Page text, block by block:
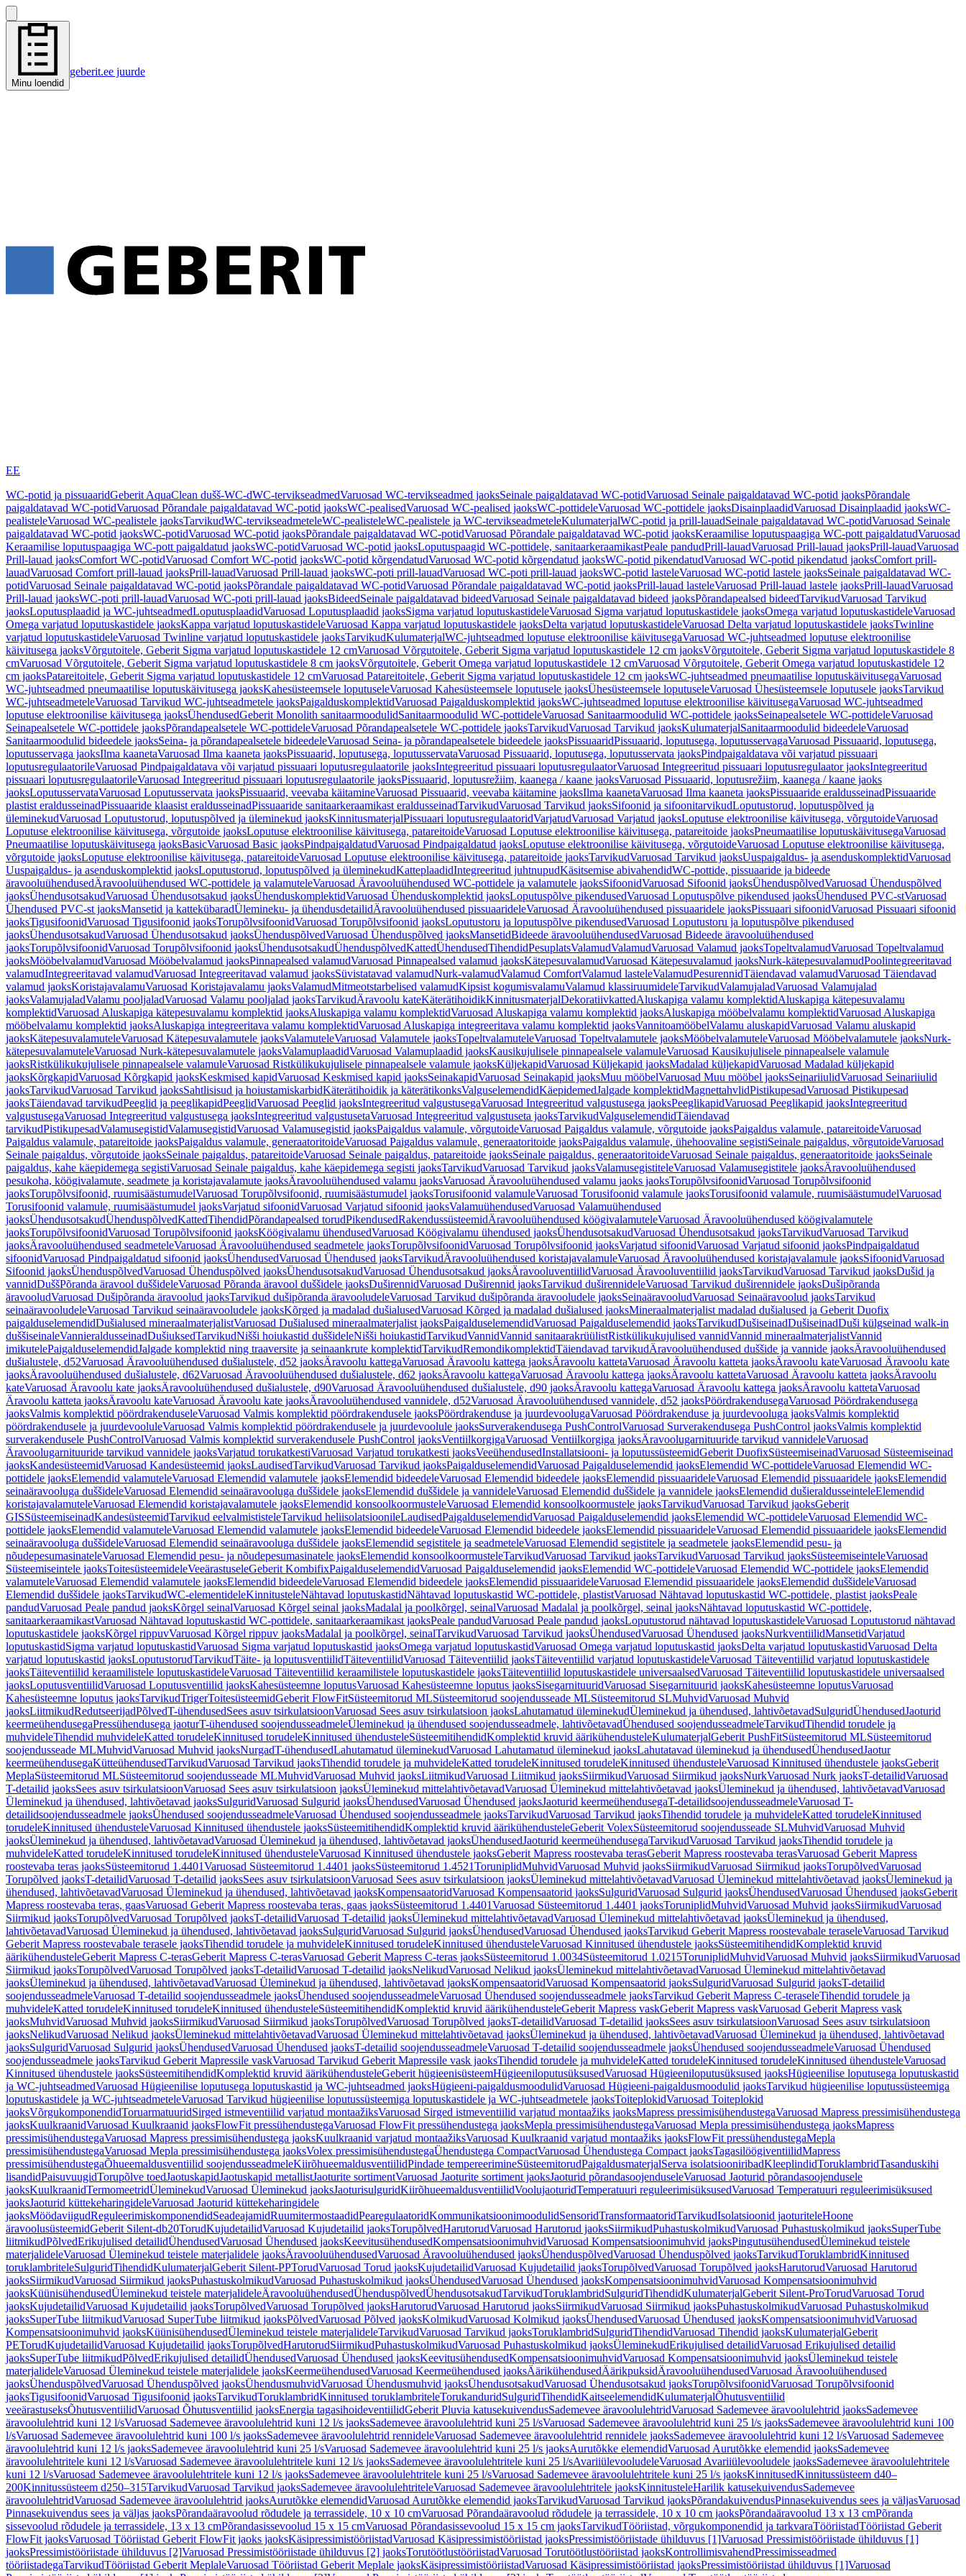
Minu loendid
geberit.ee juurde
EE
WC-potid ja pissuaaridGeberit AquaClean dušš-WC-dWC-tervikseadmedVaruosad WC-tervikseadmed jaoksSeinale paigaldatavad WC-potidVaruosad Seinale paigaldatavad WC-potid jaoksPõrandale
paigaldatavad WC-potidVaruosad Põrandale paigaldatavad WC-potid jaoksWC-pealisedVaruosad WC-pealised jaoksWC-pottideleVaruosad WC-pottidele jaoksDisainplaadidVaruosad Disainplaadid jaoksWC-
pealisteleVaruosad WC-pealistele jaoksTarvikudWC-tervikseadmeteleWC-pealisteleWC-pealistele ja WC-tervikseadmeteleKulumaterjalWC-potid ja prill-lauadSeinale paigaldatavad WC-potidVaruosad Seinale
paigaldatavad WC-potid jaoksWC-potidVaruosad WC-potid jaoksPõrandale paigaldatavad WC-potidVaruosad Põrandale paigaldatavad WC-potid jaoksKeraamilise loputuspaagiga WC-pott paigaldatudVaruosad
Keraamilise loputuspaagiga WC-pott paigaldatud jaoksWC-potidVaruosad WC-potid jaoksLoputuspaagid WC-pottidele, sanitaarkeraamikastPeale pandudPrill-lauadVaruosad Prill-lauad jaoksPrill-lauadVaruosad
Prill-lauad jaoksComfort WC-potidVaruosad Comfort WC-potid jaoksWC-potid kõrgendatudVaruosad WC-potid kõrgendatud jaoksWC-potid pikendatudVaruosad WC-potid pikendatud jaoksComfort prill-
lauadVaruosad Comfort prill-lauad jaoksPrill-lauadVaruosad Prill-lauad jaoksWC-poti prill-lauadVaruosad WC-poti prill-lauad jaoksWC-potid lasteleVaruosad WC-potid lastele jaoksSeinale paigaldatavad WC-
potidVaruosad Seinale paigaldatavad WC-potid jaoksPõrandale paigaldatavad WC-potidVaruosad Põrandale paigaldatavad WC-potid jaoksPrill-lauad lasteleVaruosad Prill-lauad lastele jaoksPrill-lauadVaruosad
Prill-lauad jaoksWC-poti prill-lauadVaruosad WC-poti prill-lauad jaoksBideedSeinale paigaldatavad bideedVaruosad Seinale paigaldatavad bideed jaoksPõrandapealsed bideedTarvikudVaruosad Tarvikud
jaoksLoputusplaadid ja WC-juhtseadmedLoputusplaadidVaruosad Loputusplaadid jaoksSigma varjatud loputuskastideleVaruosad Sigma varjatud loputuskastidele jaoksOmega varjatud loputuskastideleVaruosad
Omega varjatud loputuskastidele jaoksKappa varjatud loputuskastideleVaruosad Kappa varjatud loputuskastidele jaoksDelta varjatud loputuskastideleVaruosad Delta varjatud loputuskastidele jaoksTwinline
varjatud loputuskastideleVaruosad Twinline varjatud loputuskastidele jaoksTarvikudKulumaterjalWC-juhtseadmed loputuse elektroonilise käivitusegaVaruosad WC-juhtseadmed loputuse elektroonilise
käivitusega jaoksVõrgutoitele, Geberit Sigma varjatud loputuskastidele 12 cmVaruosad Võrgutoitele, Geberit Sigma varjatud loputuskastidele 12 cm jaoksVõrgutoitele, Geberit Sigma varjatud loputuskastidele 8
cmVaruosad Võrgutoitele, Geberit Sigma varjatud loputuskastidele 8 cm jaoksVõrgutoitele, Geberit Omega varjatud loputuskastidele 12 cmVaruosad Võrgutoitele, Geberit Omega varjatud loputuskastidele 12
cm jaoksPatareitoitele, Geberit Sigma varjatud loputuskastidele 12 cmVaruosad Patareitoitele, Geberit Sigma varjatud loputuskastidele 12 cm jaoksWC-juhtseadmed pneumaatilise loputuskäivitusegaVaruosad
WC-juhtseadmed pneumaatilise loputuskäivitusega jaoksKahesüsteemsele loputuseleVaruosad Kahesüsteemsele loputusele jaoksÜhesüsteemsele loputuseleVaruosad Ühesüsteemsele loputusele jaoksTarvikud
WC-juhtseadmeteleVaruosad Tarvikud WC-juhtseadmetele jaoksPaigalduskomplektidVaruosad Paigalduskomplektid jaoksWC-juhtseadmed loputuse elektroonilise käivitusegaVaruosad WC-juhtseadmed
loputuse elektroonilise käivitusega jaoksÜhendusedGeberit Monolith sanitaarmoodulidSanitaarmoodulid WC-pottideleVaruosad Sanitaarmoodulid WC-pottidele jaoksSeinapealsetele WC-pottideleVaruosad
Seinapealsetele WC-pottidele jaoksPõrandapealsetele WC-pottideleVaruosad Põrandapealsetele WC-pottidele jaoksTarvikudVaruosad Tarvikud jaoksKulumaterjalSanitaarmoodulid bideedeleVaruosad
Sanitaarmoodulid bideedele jaoksSeina- ja põrandapealsetele bideedeleVaruosad Seina- ja põrandapealsetele bideedele jaoksPissuaaridPissuaarid, loputusega, loputusservagaVaruosad Pissuaarid, loputusega,
loputusservaga jaoksIlma kaanetaVaruosad Ilma kaaneta jaoksPissuaarid, loputusega, loputusservataVaruosad Pissuaarid, loputusega, loputusservata jaoksPindpaigaldatava või varjatud pissuaari
loputusregulaatorileVaruosad Pindpaigaldatava või varjatud pissuaari loputusregulaatorile jaoksIntegreeritud pissuaari loputusregulaatorVaruosad Integreeritud pissuaari loputusregulaator jaoksIntegreeritud
pissuaari loputusregulaatorileVaruosad Integreeritud pissuaari loputusregulaatorile jaoksPissuaarid, loputusrežiim, kaanega / kaane jaoksVaruosad Pissuaarid, loputusrežiim, kaanega / kaane jaoks
jaoksLoputusservataVaruosad Loputusservata jaoksPissuaarid, veevaba käitamineVaruosad Pissuaarid, veevaba käitamine jaoksIlma kaanetaVaruosad Ilma kaaneta jaoksPissuaaride eraldusseinadPissuaaride
plastist eraldusseinadPissuaaride klaasist eraldusseinadPissuaaride sanitaarkeraamikast eraldusseinadTarvikudVaruosad Tarvikud jaoksSifoonid ja sifoonitarvikudLoputustorud, loputuspõlved ja
üleminekudVaruosad Loputustorud, loputuspõlved ja üleminekud jaoksKinnitusmaterjalPissuaari loputusregulaatoridVarjatudVaruosad Varjatud jaoksLoputuse elektroonilise käivitusega, võrgutoideVaruosad
Loputuse elektroonilise käivitusega, võrgutoide jaoksLoputuse elektroonilise käivitusega, patareitoideVaruosad Loputuse elektroonilise käivitusega, patareitoide jaoksPneumaatilise loputuskäivitusegaVaruosad
Pneumaatilise loputuskäivitusega jaoksBasicVaruosad Basic jaoksPindpaigaldatudVaruosad Pindpaigaldatud jaoksLoputuse elektroonilise käivitusega, võrgutoideVaruosad Loputuse elektroonilise käivitusega,
võrgutoide jaoksLoputuse elektroonilise käivitusega, patareitoideVaruosad Loputuse elektroonilise käivitusega, patareitoide jaoksTarvikudVaruosad Tarvikud jaoksUuspaigaldus- ja asenduskomplektidVaruosad
Uuspaigaldus- ja asenduskomplektid jaoksLoputustorud, loputuspõlved ja üleminekudKatteplaadidIntegreeritud juhtnupudKäsitsemise abivahendidWC-pottide, pissuaaride ja bideede
äravooluühendusedÄravooluühendused WC-pottidele ja valamuteleVaruosad Äravooluühendused WC-pottidele ja valamutele jaoksSifoonidVaruosad Sifoonid jaoksÜhenduspõlvedVaruosad Ühenduspõlved
jaoksÜhendusotsakudVaruosad Ühendusotsakud jaoksÜhenduskomplektidVaruosad Ühenduskomplektid jaoksLoputuspõlve pikendusedVaruosad Loputuspõlve pikendused jaoksÜhendused PVC-stVaruosad
Ühendused PVC-st jaoksMansetid ja kattekübaradÜlemineku- ja ühendusdetailidÄravooluühendused pissuaarideleVaruosad Äravooluühendused pissuaaridele jaoksPissuaari sifoonidVaruosad Pissuaari sifoonid
jaoksTigusifoonidVaruosad Tigusifoonid jaoksTorupõlvsifoonidVaruosad Torupõlvsifoonid jaoksLoputustoru ja loputuspõlve pikendusedVaruosad Loputustoru ja loputuspõlve pikendused
jaoksÜhendusotsakudVaruosad Ühendusotsakud jaoksÜhenduspõlvedVaruosad Ühenduspõlved jaoksMansetidBideede äravooluühendusedVaruosad Bideede äravooluühendused
jaoksTorupõlvsifoonidVaruosad Torupõlvsifoonid jaoksÜhendusotsakudÜhenduspõlvedKattedÜhendusedTihendidPesuplatsValamudValamudVaruosad Valamud jaoksTopeltvalamudVaruosad Topeltvalamud
jaoksMööbelvalamudVaruosad Mööbelvalamud jaoksPinnapealsed valamudVaruosad Pinnapealsed valamud jaoksKätepesuvalamudVaruosad Kätepesuvalamud jaoksNurk-kätepesuvalamudPoolintegreeritavad
valamudIntegreeritavad valamudVaruosad Integreeritavad valamud jaoksSüvistatavad valamudNurk-valamudValamud ComfortValamud lasteleValamudPesurennidTäiendavad valamudVaruosad Täiendavad
valamud jaoksKoristajavalamuVaruosad Koristajavalamu jaoksValamudMitmeotstarbelised valamudKipsist kogumisvalamuValamud klassiruumideleTarvikudValamujaladVaruosad Valamujalad
jaoksValamujaladValamu pooljaladVaruosad Valamu pooljalad jaoksTarvikudÄravoolu kateKäterätihoidikKinnitusmaterjalDekoratiivkattedAluskapiga valamu komplektidAluskapiga kätepesuvalamu
komplektidVaruosad Aluskapiga kätepesuvalamu komplektid jaoksAluskapiga valamu komplektidVaruosad Aluskapiga valamu komplektid jaoksAluskapiga mööbelvalamu komplektidVaruosad Aluskapiga
mööbelvalamu komplektid jaoksAluskapiga integreeritava valamu komplektidVaruosad Aluskapiga integreeritava valamu komplektid jaoksVannitoamööbelValamu aluskapidVaruosad Valamu aluskapid
jaoksKätepesuvalamuteleVaruosad Kätepesuvalamutele jaoksValamuteleVaruosad Valamutele jaoksTopeltvalamuteleVaruosad Topeltvalamutele jaoksMööbelvalamuteleVaruosad Mööbelvalamutele jaoksNurk-
kätepesuvalamuteleVaruosad Nurk-kätepesuvalamutele jaoksValamuplaadidVaruosad Valamuplaadid jaoksKausikujulisele pinnapealsele valamuleVaruosad Kausikujulisele pinnapealsele valamule
jaoksRistkülikukujulisele pinnapealsele valamuleVaruosad Ristkülikukujulisele pinnapealsele valamule jaoksKüljekapidVaruosad Küljekapid jaoksMadalad küljekapidVaruosad Madalad küljekapid
jaoksKõrgkapidVaruosad Kõrgkapid jaoksKeskmised kapidVaruosad Keskmised kapid jaoksSeinakapidVaruosad Seinakapid jaoksMuu mööbelVaruosad Muu mööbel jaoksSeinariiulidVaruosad Seinariiulid
jaoksTarvikudVaruosad Tarvikud jaoksSahtlisisud ja hoiustamiskarbidKäterätihoidik ja käterätikonksValguselemendidKäepidemedJalgade komplektidMagnettahvlidPistikupesadVaruosad Pistikupesad
jaoksTäiendavad tarvikudPeeglid ja peeglikapidPeeglidVaruosad Peeglid jaoksIntegreeritud valgustusegaVaruosad Integreeritud valgustusega jaoksPeeglikapidVaruosad Peeglikapid jaoksIntegreeritud
valgustusegaVaruosad Integreeritud valgustusega jaoksIntegreeritud valgustusetaVaruosad Integreeritud valgustuseta jaoksTarvikudValguselemendidTäiendavad
tarvikudPistikupesadValamusegistidValamusegistidVaruosad Valamusegistid jaoksPaigaldus valamule, võrgutoideVaruosad Paigaldus valamule, võrgutoide jaoksPaigaldus valamule, patareitoideVaruosad
Paigaldus valamule, patareitoide jaoksPaigaldus valamule, generaatoritoideVaruosad Paigaldus valamule, generaatoritoide jaoksPaigaldus valamule, ühehoovaline segistiSeinale paigaldus, võrgutoideVaruosad
Seinale paigaldus, võrgutoide jaoksSeinale paigaldus, patareitoideVaruosad Seinale paigaldus, patareitoide jaoksSeinale paigaldus, generaatoritoideVaruosad Seinale paigaldus, generaatoritoide jaoksSeinale
paigaldus, kahe käepidemega segistiVaruosad Seinale paigaldus, kahe käepidemega segisti jaoksTarvikudVaruosad Tarvikud jaoksValamusegistiteleVaruosad Valamusegistitele jaoksÄravooluühendused
pesukoha, köögivalamute, seadmete ja koristajavalamute jaoksÄravooluühendused valamu jaoksVaruosad Äravooluühendused valamu jaoks jaoksTorupõlvsifoonidVaruosad Torupõlvsifoonid
jaoksTorupõlvsifoonid, ruumisäästumudelVaruosad Torupõlvsifoonid, ruumisäästumudel jaoksTorusifoonid valamuleVaruosad Torusifoonid valamule jaoksTorusifoonid valamule, ruumisäästumudelVaruosad
Torusifoonid valamule, ruumisäästumudel jaoksVarjatud sifoonidVaruosad Varjatud sifoonid jaoksValamuühendusedVaruosad Valamuühendused
jaoksÜhendusotsakudÜhenduspõlvedKattedTihendidPõrandapealsed torudPikendusedRakendussüsteemidÄravooluühendused köögivalamuteleVaruosad Äravooluühendused köögivalamutele
jaoksTorupõlvsifoonidVaruosad Torupõlvsifoonid jaoksKöögivalamu ühendusedVaruosad Köögivalamu ühendused jaoksÜhendusotsakudVaruosad Ühendusotsakud jaoksTarvikudVaruosad Tarvikud
jaoksÄravooluühendused seadmeteleVaruosad Äravooluühendused seadmetele jaoksTorupõlvsifoonidVaruosad Torupõlvsifoonid jaoksVarjatud sifoonidVaruosad Varjatud sifoonid jaoksPindpaigaldatud
sifoonidVaruosad Pindpaigaldatud sifoonid jaoksÜhendusedVaruosad Ühendused jaoksTarvikudÄravooluühendused koristajavalamuleVaruosad Äravooluühendused koristajavalamule jaoksSifoonidVaruosad
Sifoonid jaoksÜhenduspõlvedVaruosad Ühenduspõlved jaoksÜhendusotsakudVaruosad Ühendusotsakud jaoksÄravooluventiilidVaruosad Äravooluventiilid jaoksTarvikudVaruosad Tarvikud jaoksDušid ja
vannidDuššPõranda äravool duššideleVaruosad Põranda äravool duššidele jaoksDuširennidVaruosad Duširennid jaoksTarvikud duširennideleVaruosad Tarvikud duširennidele jaoksDušipõranda
äravooludVaruosad Dušipõranda äravoolud jaoksTarvikud dušipõranda äravooludeleVaruosad Tarvikud dušipõranda äravooludele jaoksSeinaäravooludVaruosad Seinaäravoolud jaoksTarvikud
seinaäravooludeleVaruosad Tarvikud seinaäravooludele jaoksKõrged ja madalad dušialusedVaruosad Kõrged ja madalad dušialused jaoksMineraalmaterjalist madalad dušialused ja Geberit Duofix
paigalduselemendidDušialused mineraalmaterjalistVaruosad Dušialused mineraalmaterjalist jaoksPaigalduselemendidVaruosad Paigalduselemendid jaoksTarvikudDušiseinadDušiseinadDuši külgseinad walk-in
duššiseinaleVannieraldusseinadDušiuksedTarvikudNišši hoiukastid duššideleNišši hoiukastidTarvikudVannidVannid sanitaarakrüülistRistkülikukujulised vannidVannid mineraalmaterjalistVannid
imikutelePaigalduselemendidJalgade komplektid ning traaversite ja seinaankrute komplektidTarvikudRemondikomplektidTäiendavad tarvikudÄravooluühendused duššide ja vannide jaoksÄravooluühendused
dušialustele, d52Varuosad Äravooluühendused dušialustele, d52 jaoksÄravoolu kattegaVaruosad Äravoolu kattega jaoksÄravoolu kattetaVaruosad Äravoolu katteta jaoksÄravoolu kateVaruosad Äravoolu kate
jaoksÄravooluühendused dušialustele, d62Varuosad Äravooluühendused dušialustele, d62 jaoksÄravoolu kattegaVaruosad Äravoolu kattega jaoksÄravoolu kattetaVaruosad Äravoolu katteta jaoksÄravoolu
kateVaruosad Äravoolu kate jaoksÄravooluühendused dušialustele, d90Varuosad Äravooluühendused dušialustele, d90 jaoksÄravoolu kattegaVaruosad Äravoolu kattega jaoksÄravoolu kattetaVaruosad
Äravoolu katteta jaoksÄravoolu kateVaruosad Äravoolu kate jaoksÄravooluühendused vannidele, d52Varuosad Äravooluühendused vannidele, d52 jaoksPöördrakendusegaVaruosad Pöördrakendusega
jaoksValmis komplektid pöördrakenduseleVaruosad Valmis komplektid pöördrakendusele jaoksPöördrakenduse ja juurdevoolugaVaruosad Pöördrakenduse ja juurdevooluga jaoksValmis komplektid
pöördrakendusele ja juurdevooluleVaruosad Valmis komplektid pöördrakendusele ja juurdevoolule jaoksSurverakendusega PushControlVaruosad Surverakendusega PushControl jaoksValmis komplektid
surverakendusele PushControlVaruosad Valmis komplektid surverakendusele PushControl jaoksVentiilkorgigaVaruosad Ventiilkorgiga jaoksÄravoolugarnituuride tarvikud vannideleVaruosad
Äravoolugarnituuride tarvikud vannidele jaoksVarjatud torukatkestiVaruosad Varjatud torukatkesti jaoksVeeühendusedInstallatsiooni- ja loputussüsteemidGeberit DuofixSüsteemiseinadVaruosad Süsteemiseinad
jaoksKandesüsteemidVaruosad Kandesüsteemid jaoksLaudisedTarvikudVaruosad Tarvikud jaoksPaigalduselemendidVaruosad Paigalduselemendid jaoksElemendid WC-pottideleVaruosad Elemendid WC-
pottidele jaoksElemendid valamuteleVaruosad Elemendid valamutele jaoksElemendid bideedeleVaruosad Elemendid bideedele jaoksElemendid pissuaarideleVaruosad Elemendid pissuaaridele jaoksElemendid
seinaäravooluga duššideleVaruosad Elemendid seinaäravooluga duššidele jaoksElemendid duššidele ja vannideleVaruosad Elemendid duššidele ja vannidele jaoksElemendid dušieraldusseinteleElemendid
koristajavalamuteleVaruosad Elemendid koristajavalamutele jaoksElemendid konsoolkoormusteleVaruosad Elemendid konsoolkoormustele jaoksTarvikudVaruosad Tarvikud jaoksGeberit
GISSüsteemiseinadKandesüsteemidTarvikud eelvalmististeleTarvikud heliisolatsioonileLaudisedPaigalduselemendidVaruosad Paigalduselemendid jaoksElemendid WC-pottideleVaruosad Elemendid WC-
pottidele jaoksElemendid valamuteleVaruosad Elemendid valamutele jaoksElemendid bideedeleVaruosad Elemendid bideedele jaoksElemendid pissuaarideleVaruosad Elemendid pissuaaridele jaoksElemendid
seinaäravooluga duššideleVaruosad Elemendid seinaäravooluga duššidele jaoksElemendid segistitele ja seadmeteleVaruosad Elemendid segistitele ja seadmetele jaoksElemendid pesu- ja
nõudepesumasinateleVaruosad Elemendid pesu- ja nõudepesumasinatele jaoksElemendid konsoolkoormusteleTarvikudVaruosad Tarvikud jaoksTarvikudVaruosad Tarvikud jaoksSüsteemiseinteleVaruosad
Süsteemiseintele jaoksToitesüsteemideleVeeärastuseleGeberit KombifixPaigalduselemendidVaruosad Paigalduselemendid jaoksElemendid WC-pottideleVaruosad Elemendid WC-pottidele jaoksElemendid
valamuteleVaruosad Elemendid valamutele jaoksElemendid bideedeleVaruosad Elemendid bideedele jaoksElemendid pissuaarideleVaruosad Elemendid pissuaaridele jaoksElemendid duššideleVaruosad
Elemendid duššidele jaoksTarvikudWC-elementideleKinnitusteleNähtavad loputuskastidNähtavad loputuskastid WC-pottidele, plastistVaruosad Nähtavad loputuskastid WC-pottidele, plastist jaoksPeale
pandudVaruosad Peale pandud jaoksKõrgel seinalVaruosad Kõrgel seinal jaoksMadalal ja poolkõrgel, seinalVaruosad Madalal ja poolkõrgel, seinal jaoksNähtavad loputuskastid WC-pottidele,
sanitaarkeraamikastVaruosad Nähtavad loputuskastid WC-pottidele, sanitaarkeraamikast jaoksPeale pandudVaruosad Peale pandud jaoksLoputustorud nähtavad loputuskastideleVaruosad Loputustorud nähtavad
loputuskastidele jaoksKõrgel rippuvVaruosad Kõrgel rippuv jaoksMadalal ja poolkõrgel, seinalTarvikudVaruosad Tarvikud jaoksÜhendusedVaruosad Ühendused jaoksNurkventiilidMansetidVarjatud
loputuskastidSigma varjatud loputuskastidVaruosad Sigma varjatud loputuskastid jaoksOmega varjatud loputuskastidVaruosad Omega varjatud loputuskastid jaoksDelta varjatud loputuskastidVaruosad Delta
varjatud loputuskastid jaoksLoputustorudTarvikudTäite- ja loputusventiilidTäiteventiilidVaruosad Täiteventiilid jaoksTäiteventiilid varjatud loputuskastideleVaruosad Täiteventiilid varjatud loputuskastidele
jaoksTäiteventiilid keraamilistele loputuskastideleVaruosad Täiteventiilid keraamilistele loputuskastidele jaoksTäiteventiilid loputuskastidele universaalsedVaruosad Täiteventiilid loputuskastidele universaalsed
jaoksLoputusventiilidVaruosad Loputusventiilid jaoksKahesüsteemne loputusVaruosad Kahesüsteemne loputus jaoksSisegarnituuridVaruosad Sisegarnituurid jaoksKahesüsteemne loputusVaruosad
Kahesüsteemne loputus jaoksTarvikudTrigerToitesüsteemidGeberit FlowFitSüsteemitorud MLSüsteemitorud soojendusseade MLSüsteemitorud SLMuhvidVaruosad Muhvid
jaoksLiitmikudRedutseerijadPõlvedT-ühendusedSees asuv tsirkulatsioonVaruosad Sees asuv tsirkulatsioon jaoksLahutamatud üleminekudÜleminekud ja ühendused, lahtivõetavadSulguridÜhendusedJaoturid
keermeühendusegaPressühendusega jaoturT-ühendused soojendusseadmeleÜleminekud ja ühendused soojendusseadmele, lahtivõetavadÜhendused soojendusseadmeleTarvikudTihendid torudele ja
muhvideleTihendid muhvideleKatted torudeleKinnitused torudeleKinnitused ühendusteleSüsteemitihendidKomplektid kruvid äärikühendusteleKulumaterjalGeberit PushFitSüsteemitorud MLSüsteemitorud
soojendusseade MLMuhvidVaruosad Muhvid jaoksNurgadT-ühendusedLahutamatud üleminekudVaruosad Lahutamatud üleminekud jaoksLahutatavad üleminekud ja ühendusedÜhendusedJaotur
keermeühendusegaKütteühendusedTarvikudVaruosad Tarvikud jaoksTihendid torudele ja muhvideleKatted torudeleKinnitused torudeleKinnitused ühendusteleVaruosad Kinnitused ühendustele jaoksGeberit
MeplaSüsteemitorud MLSüsteemitorud soojendusseade MLMuhvidVaruosad Muhvid jaoksLiitmikudVaruosad Liitmikud jaoksSiirmikudVaruosad Siirmikud jaoksNurkVaruosad Nurk jaoksT-detailidVaruosad
T-detailid jaoksSees asuv tsirkulatsioonVaruosad Sees asuv tsirkulatsioon jaoksÜleminekud mittelahtivõetavadVaruosad Üleminekud mittelahtivõetavad jaoksÜleminekud ja ühendused, lahtivõetavadVaruosad
Üleminekud ja ühendused, lahtivõetavad jaoksSulguridVaruosad Sulgurid jaoksÜhendusedVaruosad Ühendused jaoksJaoturid keermeühendusegaT-detailidsoojendusseadmeleVaruosad T-
detailidsoojendusseadmele jaoksÜhendused soojendusseadmeleVaruosad Ühendused soojendusseadmele jaoksTarvikudVaruosad Tarvikud jaoksTihendid torudele ja muhvideleKatted torudeleKinnitused
torudeleKinnitused ühendusteleVaruosad Kinnitused ühendustele jaoksSüsteemitihendidKomplektid kruvid äärikühendusteleGeberit VolexSüsteemitorud soojendusseade SLMuhvidVaruosad Muhvid
jaoksÜleminekud ja ühendused, lahtivõetavadVaruosad Üleminekud ja ühendused, lahtivõetavad jaoksÜhendusedJaoturid keermeühendusegaTarvikudVaruosad Tarvikud jaoksTihendid torudele ja
muhvideleKatted torudeleKinnitused torudeleKinnitused ühendusteleVaruosad Kinnitused ühendustele jaoksGeberit Mapress roostevaba terasGeberit Mapress roostevaba terasVaruosad Geberit Mapress
roostevaba teras jaoksSüsteemitorud 1.4401Varuosad Süsteemitorud 1.4401 jaoksSüsteemitorud 1.4521ToruniplidMuhvidVaruosad Muhvid jaoksSiirmikudVaruosad Siirmikud jaoksTorupõlvedVaruosad
Torupõlved jaoksT-detailidVaruosad T-detailid jaoksSees asuv tsirkulatsioonVaruosad Sees asuv tsirkulatsioon jaoksÜleminekud mittelahtivõetavadVaruosad Üleminekud mittelahtivõetavad jaoksÜleminekud ja
ühendused, lahtivõetavadVaruosad Üleminekud ja ühendused, lahtivõetavad jaoksKompensaatoridVaruosad Kompensaatorid jaoksSulguridVaruosad Sulgurid jaoksÜhendusedVaruosad Ühendused jaoksGeberit
Mapress roostevaba teras, gaasVaruosad Geberit Mapress roostevaba teras, gaas jaoksSüsteemitorud 1.4401Varuosad Süsteemitorud 1.4401 jaoksToruniplidMuhvidVaruosad Muhvid jaoksSiirmikudVaruosad
Siirmikud jaoksTorupõlvedVaruosad Torupõlved jaoksT-detailidVaruosad T-detailid jaoksÜleminekud mittelahtivõetavadVaruosad Üleminekud mittelahtivõetavad jaoksÜleminekud ja ühendused,
lahtivõetavadVaruosad Üleminekud ja ühendused, lahtivõetavad jaoksSulguridVaruosad Sulgurid jaoksÜhendusedVaruosad Ühendused jaoksTarvikud Geberit Mapress roostevabale teraseleVaruosad Tarvikud
Geberit Mapress roostevabale terasele jaoksTihendid torudele ja muhvideleKinnitused torudeleKinnitused ühendusteleVaruosad Kinnitused ühendustele jaoksSüsteemitihendidKomplektid kruvid
äärikühendusteleGeberit Mapress C-terasGeberit Mapress C-terasVaruosad Geberit Mapress C-teras jaoksSüsteemitorud 1.0034Süsteemitorud 1.0215ToruniplidMuhvidVaruosad Muhvid jaoksSiirmikudVaruosad
Siirmikud jaoksTorupõlvedVaruosad Torupõlved jaoksT-detailidVaruosad T-detailid jaoksNelikudVaruosad Nelikud jaoksÜleminekud mittelahtivõetavadVaruosad Üleminekud mittelahtivõetavad
jaoksÜleminekud ja ühendused, lahtivõetavadVaruosad Üleminekud ja ühendused, lahtivõetavad jaoksKompensaatoridVaruosad Kompensaatorid jaoksSulguridVaruosad Sulgurid jaoksT-detailid
soojendusseadmeleVaruosad T-detailid soojendusseadmele jaoksÜhendused soojendusseadmeleVaruosad Ühendused soojendusseadmele jaoksTarvikud Geberit Mapress C-teraseleTihendid torudele ja
muhvideleKatted torudeleKinnitused torudeleKinnitused ühendusteleSüsteemitihendidKomplektid kruvid äärikühendusteleGeberit Mapress vaskGeberit Mapress vaskVaruosad Geberit Mapress vask
jaoksMuhvidVaruosad Muhvid jaoksSiirmikudVaruosad Siirmikud jaoksTorupõlvedVaruosad Torupõlved jaoksT-detailidVaruosad T-detailid jaoksSees asuv tsirkulatsioonVaruosad Sees asuv tsirkulatsioon
jaoksNelikudVaruosad Nelikud jaoksÜleminekud mittelahtivõetavadVaruosad Üleminekud mittelahtivõetavad jaoksÜleminekud ja ühendused, lahtivõetavadVaruosad Üleminekud ja ühendused, lahtivõetavad
jaoksSulguridVaruosad Sulgurid jaoksÜhendusedVaruosad Ühendused jaoksT-detailid soojendusseadmeleVaruosad T-detailid soojendusseadmele jaoksÜhendused soojendusseadmeleVaruosad Ühendused
soojendusseadmele jaoksTarvikud Geberit Mapressile vaskVaruosad Tarvikud Geberit Mapressile vask jaoksTihendid torudele ja muhvideleKatted torudeleKinnitused torudeleKinnitused ühendusteleVaruosad
Kinnitused ühendustele jaoksSüsteemitihendidKomplektid kruvid äärikühendusteleGeberit hügieenisüsteemHügieeniloputusüksusedVaruosad Hügieeniloputusüksused jaoksHügieenilise loputusega loputuskastid
ja WC-juhtseadmedVaruosad Hügieenilise loputusega loputuskastid ja WC-juhtseadmed jaoksHügieeni-paigaldusmoodulidVaruosad Hügieeni-paigaldusmoodulid jaoksTarvikud hügieenilise loputussüsteemiga
loputuskastidele ja WC-juhtseadmeteleVaruosad Tarvikud hügieenilise loputussüsteemiga loputuskastidele ja WC-juhtseadmetele jaoksToiteplokidVaruosad Toiteplokid
jaoksVõrgukomponendidToruarmatuuridSirged istmeventiilid varjatud montaažiksVaruosad Sirged istmeventiilid varjatud montaažiks jaoksMapress pressimisühendustegaVaruosad Mapress pressimisühendustega
jaoksKuulkraanidVaruosad Kuulkraanid jaoksFlowFit pressühendustegaVaruosad FlowFit pressühendustega jaoksMepla pressimisühendustegaVaruosad Mepla pressimisühendustega jaoksMapress
pressimisühendustegaVaruosad Mapress pressimisühendustega jaoksKuulkraanid varjatud montaažiksVaruosad Kuulkraanid varjatud montaažiks jaoksFlowFit pressühendustegaMepla
pressimisühendustegaVaruosad Mepla pressimisühendustega jaoksVolex pressimisühendustegaÜhendustega CompactVaruosad Ühendustega Compact jaoksTagasilöögiventiilidMapress
pressimisühendustegaÕhueemaldusventiilid soojendusseadmeleKiirõhueemaldusventiilidPindade tempereerimineSüsteemitorudPaigaldusmaterjalServa isolatsiooniribadKleeplindidToruklambridTasanduskihi
lisandidPaisuvuugidTorupõlve toedJaotuskapidJaotuskapid metallistJaoturite sortimentVaruosad Jaoturite sortiment jaoksJaoturid põrandasoojenduseleVaruosad Jaoturid põrandasoojendusele
jaoksKuulkraanidTermomeetridÜleminekudVaruosad Üleminekud jaoksJaoturisulguridKiirõhueemaldusventiilidVoolujaoturidTemperatuuri reguleerimisüksusedVaruosad Temperatuuri reguleerimisüksused
jaoksJaoturid küttekeharingideleVaruosad Jaoturid küttekeharingidele
jaoksMöödaviigudReguleerimiskomponendidSeadeajamidRuumitermostaadidPearegulaatoridKommunikatsioonimoodulidSensoridTransformaatoridTarvikudIsolatsioonid jaoturiteleHoone
äravoolusüsteemidGeberit Silent-db20TorudKujudetailidVaruosad Kujudetailid jaoksTorupõlvedHarutorudVaruosad Harutorud jaoksSiirmikudPuhastuskolmikudVaruosad Puhastuskolmikud jaoksSuperTube
liitmikudPõlvedErikujulised detailidÜhendusedVaruosad Ühendused jaoksKeevitusühendusedKompensatsioonimuhvidVaruosad Kompensatsioonimuhvid jaoksPingutusühendusedÜleminekud teistele
materjalideleVaruosad Üleminekud teistele materjalidele jaoksÄravooluühendusedVaruosad Äravooluühendused jaoksÜhenduspõlvedVaruosad Ühenduspõlved jaoksTarvikudToruklambridKinnitused
toruklambriteleSulguridTihendidKulumaterjalGeberit Silent-PPTorudVaruosad Torud jaoksKujudetailidVaruosad Kujudetailid jaoksTorupõlvedVaruosad Torupõlved jaoksHarutorudVaruosad Harutorud
jaoksSiirmikudVaruosad Siirmikud jaoksPuhastuskolmikudVaruosad Puhastuskolmikud jaoksÜhendusedVaruosad Ühendused jaoksKompensatsioonimuhvidVaruosad Kompensatsioonimuhvid
jaoksKüünisühendusedÜleminekud teistele materjalideleÄravooluühendusedÜhenduspõlvedÜhendusotsakudTarvikudToruklambridSulguridTihendidKulumaterjalGeberit Silent-ProTorudVaruosad Torud
jaoksKujudetailidVaruosad Kujudetailid jaoksTorupõlvedVaruosad Torupõlved jaoksHarutorudVaruosad Harutorud jaoksSiirmikudVaruosad Siirmikud jaoksPuhastuskolmikudVaruosad Puhastuskolmikud
jaoksSuperTube liitmikudVaruosad SuperTube liitmikud jaoksPõlvedVaruosad Põlved jaoksKolmikudVaruosad Kolmikud jaoksÜhendusedVaruosad Ühendused jaoksKompensatsioonimuhvidVaruosad
Kompensatsioonimuhvid jaoksKüünisühendusedÜleminekud teistele materjalideleTarvikudVaruosad Tarvikud jaoksToruklambridSulguridTihendidVaruosad Tihendid jaoksKulumaterjalGeberit
PETorudKujudetailidVaruosad Kujudetailid jaoksTorupõlvedHarutorudSiirmikudPuhastuskolmikudVaruosad Puhastuskolmikud jaoksÜleminekudErikujulised detailidVaruosad Erikujulised detailid
jaoksSuperTube liitmikudPõlvedErikujulised detailidÜhendusedVaruosad Ühendused jaoksKeevitusühendusedKompensatsioonimuhvidVaruosad Kompensatsioonimuhvid jaoksÜleminekud teistele
materjalideleVaruosad Üleminekud teistele materjalidele jaoksKeermeühendusedVaruosad Keermeühendused jaoksÄärikühendusedÄärikpuksidÄravooluühendusedVaruosad Äravooluühendused
jaoksÜhenduspõlvedVaruosad Ühenduspõlved jaoksÜhendusmuhvidVaruosad Ühendusmuhvid jaoksÜhendusotsakudVaruosad Ühendusotsakud jaoksTorupõlvsifoonidVaruosad Torupõlvsifoonid
jaoksTigusifoonidVaruosad Tigusifoonid jaoksTarvikudToruklambridKinnitused toruklambriteleTorukanduridSulguridTihendidKaitseelemendidKulumaterjalÕhutusventiilid
veeärastuseksÕhutusventiilidVaruosad Õhutusventiilid jaoksEnergia tagasihoideventiilidGeberit Pluvia katusekuivendusSademevee äravoolulehtridVaruosad Sademevee äravoolulehtrid jaoksSademevee
äravoolulehtrid kuni 12 l/sVaruosad Sademevee äravoolulehtrid kuni 12 l/s jaoksSademevee äravoolulehtrid kuni 25 l/sVaruosad Sademevee äravoolulehtrid kuni 25 l/s jaoksSademevee äravoolulehtrid kuni 100
l/sVaruosad Sademevee äravoolulehtrid kuni 100 l/s jaoksSademevee äravoolulehtrid rennideleVaruosad Sademevee äravoolulehtrid rennidele jaoksSademevee äravoolulehtrid kuni 12 l/sVaruosad Sademevee
äravoolulehtrid kuni 12 l/s jaoksSademevee äravoolulehtrid kuni 25 l/sVaruosad Sademevee äravoolulehtrid kuni 25 l/s jaoksAurutõkke elemendidVaruosad Aurutõkke elemendid jaoksSademevee
äravoolulehtritele kuni 12 l/sVaruosad Sademevee äravoolulehtritele kuni 12 l/s jaoksSademevee äravoolulehtritele kuni 25 l/sAvariiülevooludeleVaruosad Avariiülevooludele jaoksSademevee äravoolulehtritele
kuni 12 l/sVaruosad Sademevee äravoolulehtritele kuni 12 l/s jaoksSademevee äravoolulehtritele kuni 25 l/sVaruosad Sademevee äravoolulehtritele kuni 25 l/s jaoksKinnitusedKinnitussüsteem d40–
200Kinnitussüsteem d250–315TarvikudVaruosad Tarvikud jaoksSademevee äravoolulehtriteleVaruosad Sademevee äravoolulehtritele jaoksKinnitusteleHarilik katusekuivendusSademevee
äravoolulehtridVaruosad Sademevee äravoolulehtrid jaoksAurutõkke elemendidVaruosad Aurutõkke elemendid jaoksTarvikudVaruosad Tarvikud jaoksPõrandakuivendusPinnasekuivendus sees ja väljasVaruosad
Pinnasekuivendus sees ja väljas jaoksPõrandaäravoolud rõdudele ja terrassidele, 10 x 10 cmVaruosad Põrandaäravoolud rõdudele ja terrassidele, 10 x 10 cm jaoksPõrandaäravoolud 13 x 13 cmPõranda
sissevoolud rõdudele ja terrassidele, 13 x 13 cmPõrandasissevoolud 15 x 15 cmVaruosad Põrandasissevoolud 15 x 15 cm jaoksTarvikudTööriistad, võrgukomponendid ja tarkvaraTööriistadTööriistad Geberit
FlowFit jaoksVaruosad Tööriistad Geberit FlowFit jaoks jaoksKäsipressimistööriistadVaruosad Käsipressimistööriistad jaoksPressimistööriistade ühilduvus [1]Varuosad Pressimistööriistade ühilduvus [1]
jaoksPressimistööriistade ühilduvus [2]Varuosad Pressimistööriistade ühilduvus [2] jaoksTorutöötlustööriistadVaruosad Torutöötlustööriistad jaoksKontrollimisvahendPressimisseadmed
tööriistadegaTarvikudTööriistad Geberit MeplaleVaruosad Tööriistad Geberit Meplale jaoksKäsipressimistööriistadVaruosad Käsipressimistööriistad jaoksPressimistööriistad ühilduvus [1]Varuosad